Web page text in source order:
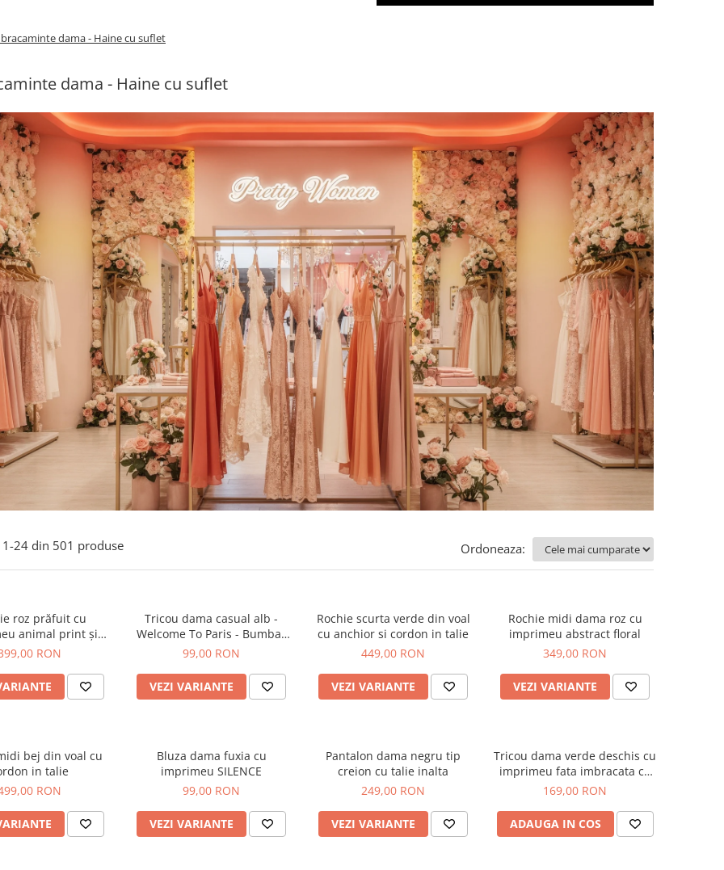
dama - Haine cu suflet
dama - Haine cu suflet
1-24 din 501 produse Ordoneaza:
roz prăfuit cu
animal print și
cureaRON
Tricou dama casual alb -
Welcome To Paris - Bumbac
Organic
99,00 RON
VEZI VARIANTE
Rochie scurta verde din voal
cu anchior si cordon in talie
449,00 RON
VEZI VARIANTE
Rochie midi dama roz cu
imprimeu abstract floral
349,00 RON
VEZI VARIANTE
bej din voal cu
in talie
RON
Bluza dama fuxia cu
imprimeu SILENCE
99,00 RON
VEZI VARIANTE
Pantalon dama negru tip
creion cu talie inalta
249,00 RON
VEZI VARIANTE
Tricou dama verde deschis cu
imprimeu fata imbracata cu
alb si inghetata in mana
169,00 RON
ADAUGA IN COS